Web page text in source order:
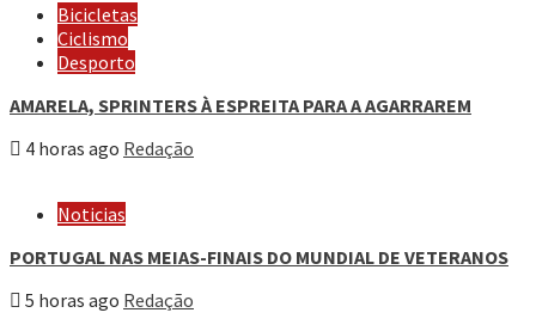
Bicicletas
Ciclismo
Desporto
AMARELA, SPRINTERS À ESPREITA PARA A AGARRAREM
4 horas ago Redação
Noticias
PORTUGAL NAS MEIAS-FINAIS DO MUNDIAL DE VETERANOS
5 horas ago Redação